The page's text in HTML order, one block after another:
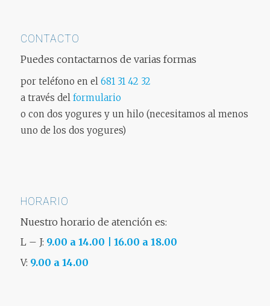
CONTACTO
Puedes contactarnos de varias formas
por teléfono en el 681 31 42 32
a través del formulario
o con dos yogures y un hilo (necesitamos al menos
uno de los dos yogures)
HORARIO
Nuestro horario de atención es:
L – J: 9.00 a 14.00 | 16.00 a 18.00
V: 9.00 a 14.00